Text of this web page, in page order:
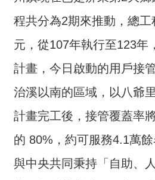
詞
常
問
電
報
程共分為2期來推動，總
元，從107年執行至123年
計畫，今日啟動的用戶接
治溪以南的區域，以八爺
計畫完工後，接管覆蓋率
的 80%，約可服務4.1萬
與中央共同秉持「自助、